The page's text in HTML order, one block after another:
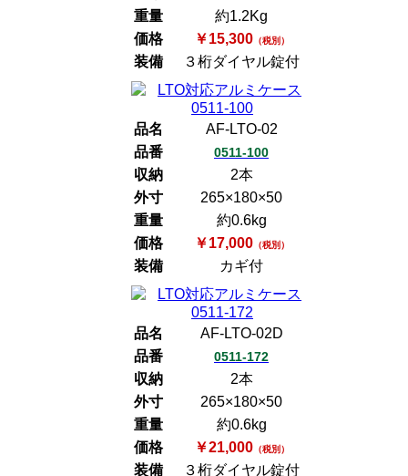
重量
約1.2Kg
価格
￥15,300（税別）
装備 ３桁ダイヤル錠付
品名
AF-LTO-02
品番
0511-100
収納
2本
外寸
265×180×50
重量
約0.6kg
価格
￥17,000（税別）
装備 カギ付
品名
AF-LTO-02D
品番
0511-172
収納
2本
外寸
265×180×50
重量
約0.6kg
価格
￥21,000（税別）
装備 ３桁ダイヤル錠付